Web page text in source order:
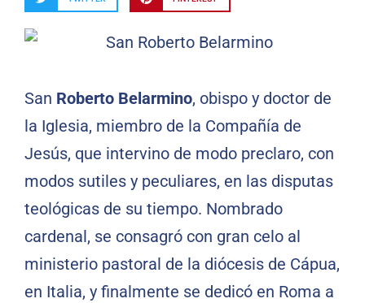
San Roberto Belarmino, obispo y doctor de
la Iglesia, miembro de la Compañía de
Jesús, que intervino de modo preclaro, con
modos sutiles y peculiares, en las disputas
teológicas de su tiempo. Nombrado
cardenal, se consagró con gran celo al
ministerio pastoral de la diócesis de Cápua,
en Italia, y finalmente se dedicó en Roma a